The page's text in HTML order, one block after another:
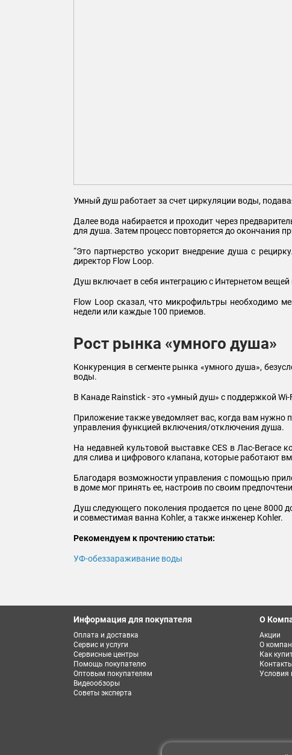
Умный душ работает за счет циркуляции воды,
Далее вода набирается и проходит через
для душа. Затем процесс повторяется до окончания
“Это партнерство ускорит внедрение душа с
директор Flow Loop.
Душ включает в себя интеграцию с Интернетом
Flow Loop сказал, что микрофильтры необходимо
недели или каждые 100 приемов.
Рост рынка «умного душа»
Конкуренция в сегменте рынка «умного душа»,
воды.
В Канаде Rainstick - это «умный душ» с поддержкой
Приложение также уведомляет вас, когда вам нужно
управления функцией включения/отключения душа.
На недавней культовой выставке CES в Лас-Вегасе
для слива и цифрового клапана, которые работают
Благодаря возможности управления с помощью
в доме мог принять ее, настроив по своим
Душ следующего поколения продается по цене 8000
и совместимая ванна Kohler, а также инженер Kohler.
Рекомендуем к прочтению статьи:
УФ-обеззараживание воды
Информация для покупателя
Оплата и доставка
Сервис и услуги
Сервисные центры
Помощь покупателю
Оптовым покупателям
Видеообзоры
Советы эксперта
О
Акции
О
Как
Условия